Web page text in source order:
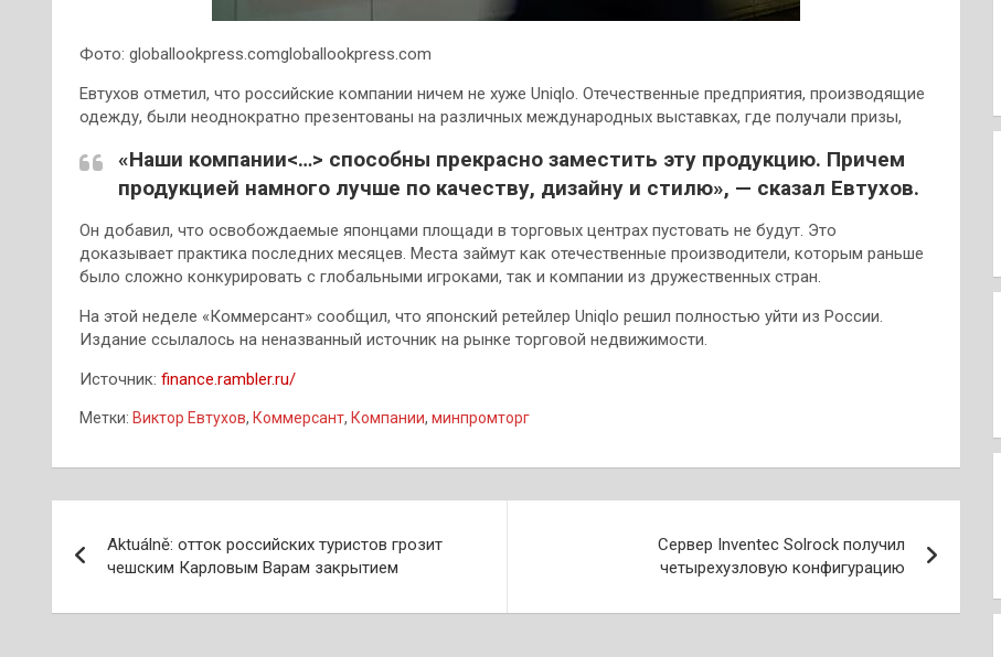
Фото: globallookpress.comgloballookpress.com
Евтухов отметил, что российские компании ничем не хуже Uniqlo. Отечественные предприятия, производящие
одежду, были неоднократно презентованы на различных международных выставках, где получали призы,
«Наши компании<…> способны прекрасно заместить эту продукцию. Причем
продукцией намного лучше по качеству, дизайну и стилю», — сказал Евтухов.
Он добавил, что освобождаемые японцами площади в торговых центрах пустовать не будут. Это
доказывает практика последних месяцев. Места займут как отечественные производители, которым раньше
было сложно конкурировать с глобальными игроками, так и компании из дружественных стран.
На этой неделе «Коммерсант» сообщил, что японский ретейлер Uniqlo решил полностью уйти из России.
Издание ссылалось на неназванный источник на рынке торговой недвижимости.
Источник: finance.rambler.ru/
Метки: Виктор Евтухов, Коммерсант, Компании, минпромторг
по
записям
Aktuálně: отток российских туристов грозит
чешским Карловым Варам закрытием
Сервер Inventec Solrock получил
четырехузловую конфигурацию